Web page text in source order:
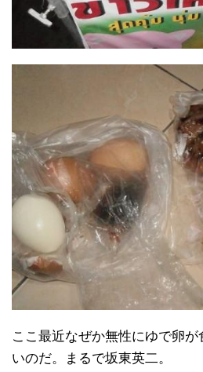
ここ最近なぜか無性にゆで卵
いのだ。まるで坂東英二。